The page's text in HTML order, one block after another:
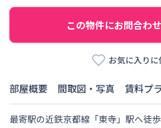
この物件にお問合わせ
お気に入りに
部屋概要 間取図・写真 賃料プ
最寄駅の近鉄京都線「東寺」駅へ徒